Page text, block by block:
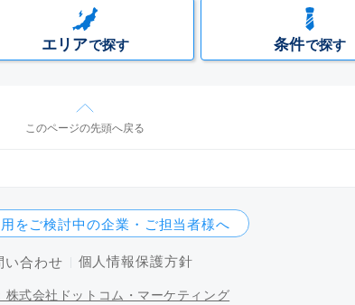
エリアで探す 条件で探す
このページの先頭へ戻る
をご検討中の企業・ご担当者様へ
い合わせ
個人情報保護方針
株式会社ドットコム・マーケティング